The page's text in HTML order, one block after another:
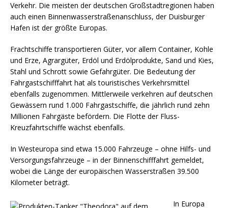
Verkehr. Die meisten der deutschen Großstadtregionen haben
auch einen Binnenwasserstraßenanschluss, der Duisburger
Hafen ist der größte Europas.
Frachtschiffe transportieren Güter, vor allem Container, Kohle
und Erze, Agrargüter, Erdöl und Erdölprodukte, Sand und Kies,
Stahl und Schrott sowie Gefahrgüter. Die Bedeutung der
Fahrgastschifffahrt hat als touristisches Verkehrsmittel
ebenfalls zugenommen. Mittlerweile verkehren auf deutschen
Gewässern rund 1.000 Fahrgastschiffe, die jährlich rund zehn
Millionen Fahrgäste befördern. Die Flotte der Fluss-
Kreuzfahrtschiffe wächst ebenfalls.
In Westeuropa sind etwa 15.000 Fahrzeuge – ohne Hilfs- und
Versorgungsfahrzeuge – in der Binnenschifffahrt gemeldet,
wobei die Länge der europäischen Wasserstraßen 39.500
Kilometer beträgt.
In Europa